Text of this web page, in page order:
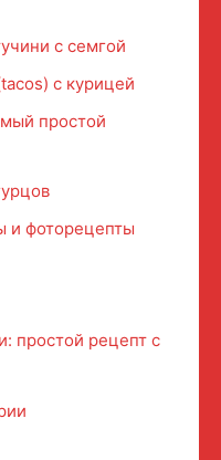
с семгой
с курицей
простой
и фоторецепты
простой рецепт с